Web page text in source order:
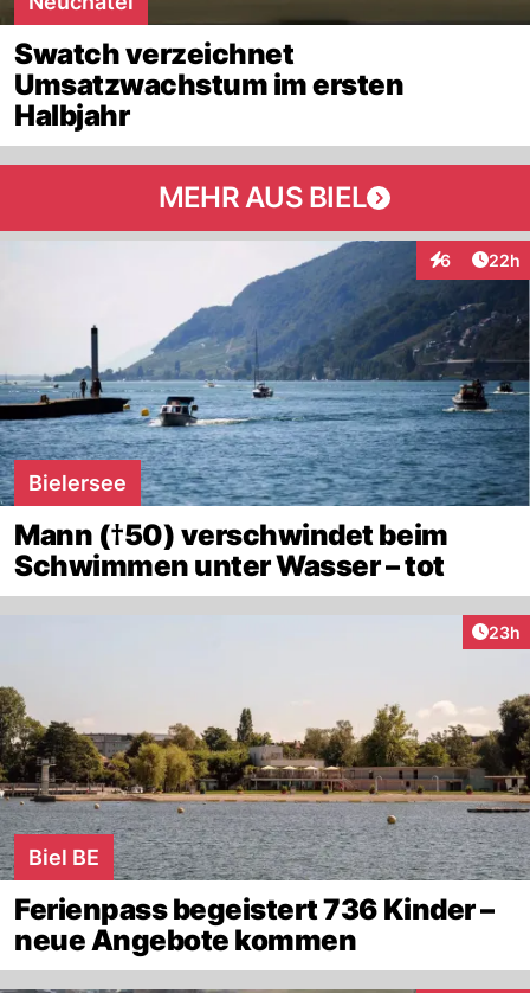
Swatch verzeichnet
Umsatzwachstum im ersten
Halbjahr
MEHR AUS BIEL
6
Interaktionen
22h
Bielersee
Mann (†50) verschwindet beim
Schwimmen unter Wasser – tot
23h
Biel BE
Ferienpass begeistert 736 Kinder –
neue Angebote kommen